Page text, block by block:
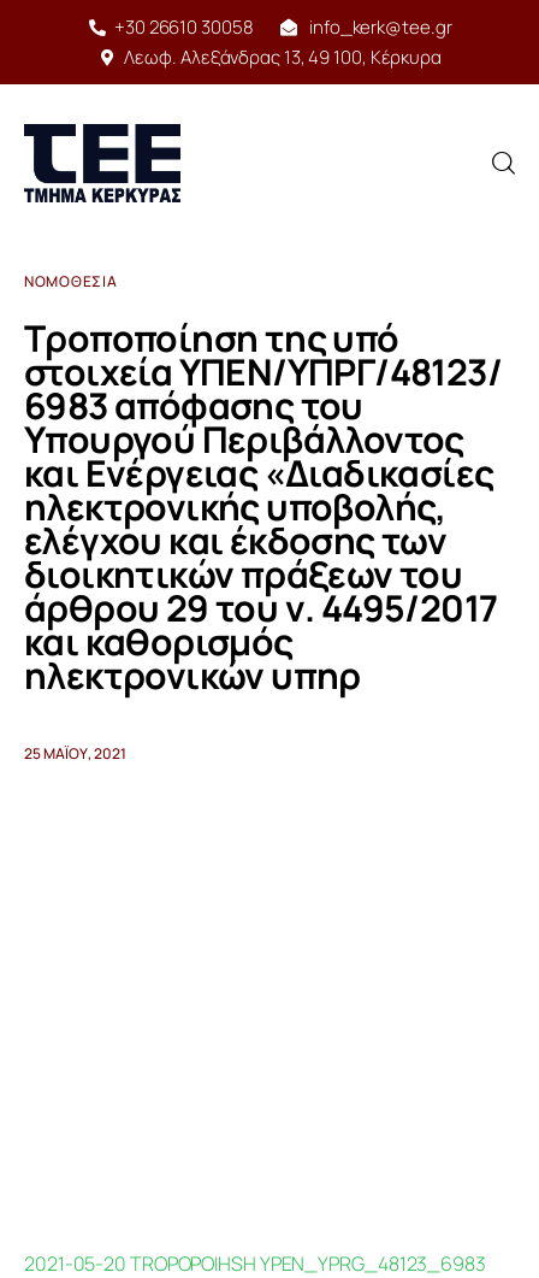
+30 26610 30058
info_kerk@tee.gr
Λεωφ. Αλεξάνδρας 13, 49 100, Κέρκυρα
Αρχική
Δομή
Έργο
Υπηρεσίες
Δραστηριότητες
Προγράμματα
Χρήσιμα
ΝΟΜΟΘΕΣΊΑ
Τροποποίηση της υπό
στοιχεία ΥΠΕΝ/ΥΠΡΓ/48123/
6983 απόφασης του
Υπουργού Περιβάλλοντος
και Ενέργειας «Διαδικασίες
ηλεκτρονικής υποβολής,
ελέγχου και έκδοσης των
διοικητικών πράξεων του
άρθρου 29 του ν. 4495/2017
και καθορισμός
ηλεκτρονικών υπηρ
25 ΜΑΪ́ΟΥ, 2021
2021-05-20 TROPOPOIHSH YPEN_YPRG_48123_6983